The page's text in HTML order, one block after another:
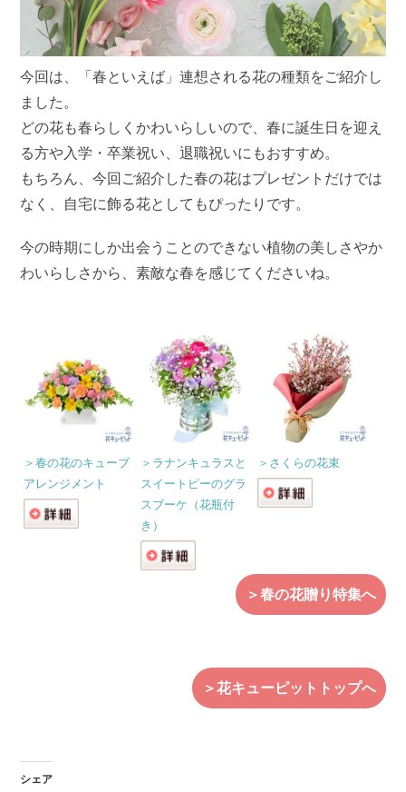
今回は、「春といえば」連想される花の種類をご紹介し
ました。
どの花も春らしくかわいらしいので、春に誕生日を迎え
る方や入学・卒業祝い、退職祝いにもおすすめ。
もちろん、今回ご紹介した春の花はプレゼントだけでは
なく、自宅に飾る花としてもぴったりです。
今の時期にしか出会うことのできない植物の美しさやか
わいらしさから、素敵な春を感じてくださいね。
＞春の花のキューブ
アレンジメント
＞ラナンキュラスと
スイートピーのグラ
スブーケ（花瓶付
き）
＞さくらの花束
＞春の花贈り特集へ
＞花キューピットトップへ
シェア